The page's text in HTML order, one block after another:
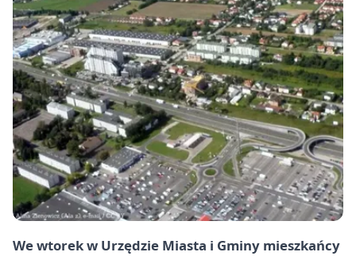
We wtorek w Urzędzie Miasta i Gminy mieszkańcy